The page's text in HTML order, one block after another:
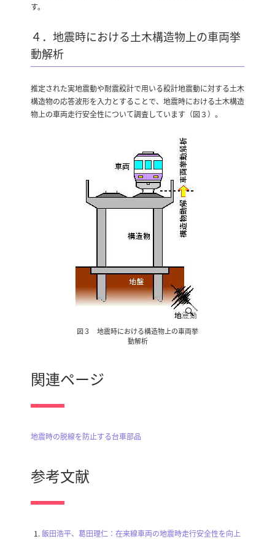
す。
４．地震時における土木構造物上の車両挙
動解析
推定された実地震動や耐震設計で用いる設計地震動に対する土木
構造物の応答波形を入力とすることで、地震時における土木構造
物上の車両走行安全性について調査しています（図３）。
図３ 地震時における構造物上の車両挙
動解析
関連ページ
地震時の脱線を防止する台車部品
参考文献
飯田浩平、葛田理仁：在来線車両の地震時走行安全性を向上